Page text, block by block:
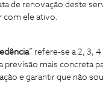
de renovação deste
com ele ativo.
” refere-se a 2, 3, 4
previsão mais concreta
e garantir que não